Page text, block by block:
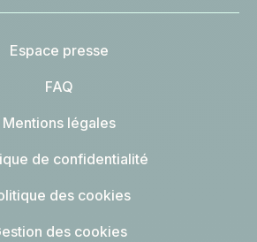
Espace presse
FAQ
Mentions légales
de confidentialité
des cookies
des cookies